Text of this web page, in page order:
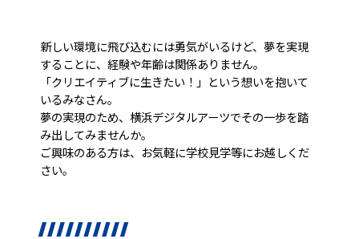
新しい環境に飛び込むには勇気がいるけど、夢を実現
することに、経験や年齢は関係ありません。
「クリエイティブに生きたい！」という想いを抱いて
いるみなさん。
夢の実現のため、横浜デジタルアーツでその一歩を踏
み出してみませんか。
ご興味のある方は、お気軽に学校見学等にお越しくだ
さい。